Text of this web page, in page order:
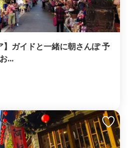
】ガイドと一緒に朝さんぽ 予
...